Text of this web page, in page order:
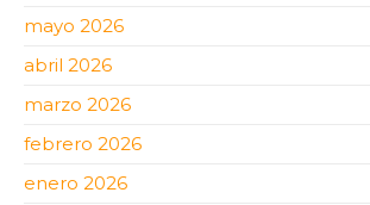
mayo 2026
abril 2026
marzo 2026
febrero 2026
enero 2026